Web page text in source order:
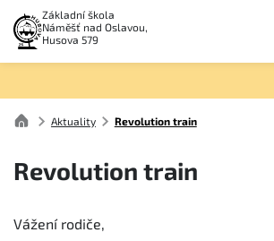
Základní škola
Náměšť nad Oslavou,
Husova 579
Aktuality Revolution train
Revolution train
Vážení rodiče,